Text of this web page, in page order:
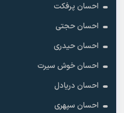
احسان پرفکت
احسان حجتی
احسان حیدری
احسان خوش سیرت
احسان دریادل
احسان سپهری